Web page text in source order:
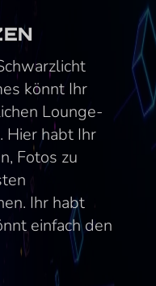
könnt Ihr
Lounge-
Hier habt Ihr
Fotos zu
Ihr habt
einfach den